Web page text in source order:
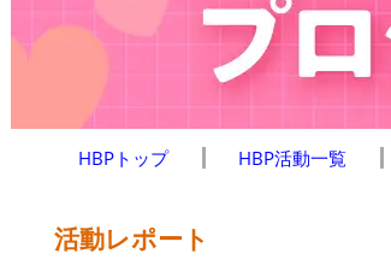
HBPトップ HBP活動一覧
活動レポート